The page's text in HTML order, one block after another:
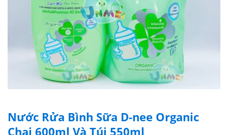
Nước Rửa Bình Sữa D-nee Organic
Chai 600ml Và Túi 550ml